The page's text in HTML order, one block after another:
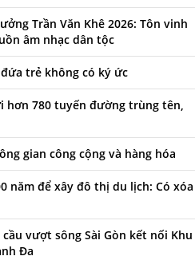
Trần Văn Khê 2026: Tôn vinh
âm nhạc dân tộc
trẻ không có ký ức
hơn 780 tuyến đường trùng tên,
gian công cộng và hàng hóa
năm để xây đô thị du lịch: Có xóa
vượt sông Sài Gòn kết nối Khu
Đa